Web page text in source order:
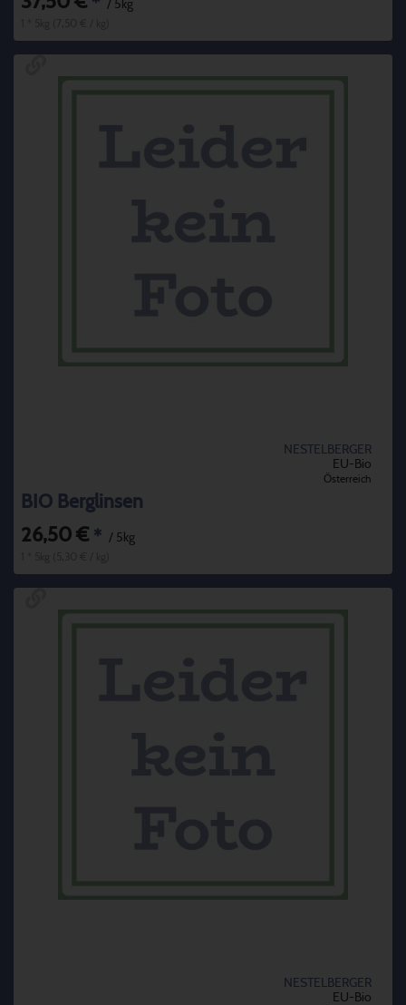
* / 5kg
NESTELBERGER
EU-Bio
Österreich
BIO Berglinsen
26,50 € * / 5kg
NESTELBERGER
EU-Bio